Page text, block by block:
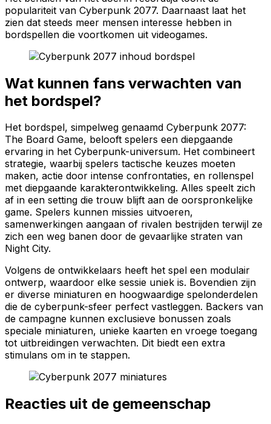
populariteit van Cyberpunk 2077. Daarnaast laat het
zien dat steeds meer mensen interesse hebben in
bordspellen die voortkomen uit videogames.
Wat kunnen fans verwachten van
het bordspel?
Het bordspel, simpelweg genaamd Cyberpunk 2077:
The Board Game, belooft spelers een diepgaande
ervaring in het Cyberpunk-universum. Het combineert
strategie, waarbij spelers tactische keuzes moeten
maken, actie door intense confrontaties, en rollenspel
met diepgaande karakterontwikkeling. Alles speelt zich
af in een setting die trouw blijft aan de oorspronkelijke
game. Spelers kunnen missies uitvoeren,
samenwerkingen aangaan of rivalen bestrijden terwijl ze
zich een weg banen door de gevaarlijke straten van
Night City.
Volgens de ontwikkelaars heeft het spel een modulair
ontwerp, waardoor elke sessie uniek is. Bovendien zijn
er diverse miniaturen en hoogwaardige spelonderdelen
die de cyberpunk-sfeer perfect vastleggen. Backers van
de campagne kunnen exclusieve bonussen zoals
speciale miniaturen, unieke kaarten en vroege toegang
tot uitbreidingen verwachten. Dit biedt een extra
stimulans om in te stappen.
Reacties uit de gemeenschap